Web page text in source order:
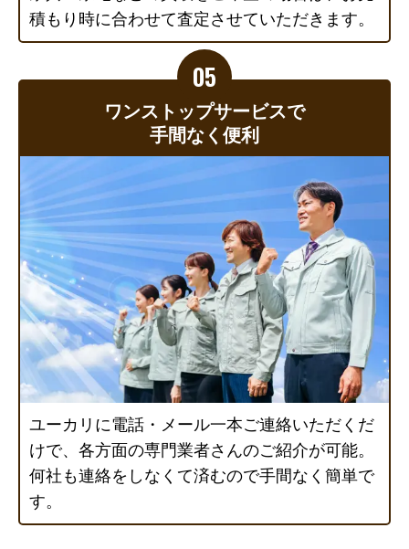
積もり時に合わせて査定させていただきます。
ワンストップサービスで
手間なく便利
ユーカリに電話・メール一本ご連絡いただくだ
けで、各方面の専門業者さんのご紹介が可能。
何社も連絡をしなくて済むので手間なく簡単で
す。